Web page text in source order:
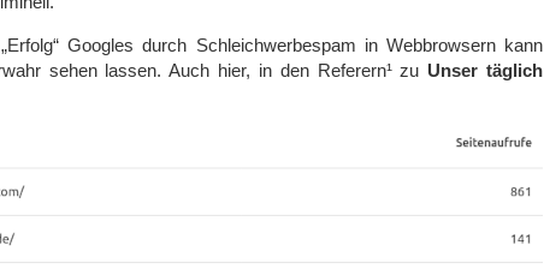
Googles durch Schleichwerbespam in Webbrowsern kann
sehen lassen. Auch hier, in den Referern¹ zu Unser täglich